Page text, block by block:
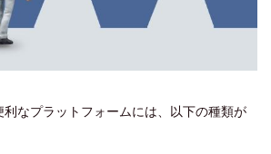
なプラットフォームには、以下の種類が